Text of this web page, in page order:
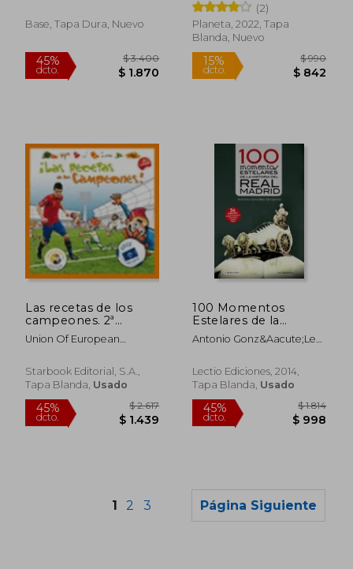
45%
dcto.
$ 2.002
$ 1.101
45%
dcto.
Base, Tapa Dura, Nuevo
(2)
Planeta, 2022, Tapa
Blanda, Nuevo
Las recetas de los
campeones. 2ª
Edición
Union Of European
Starbook Editorial, S.A.,
Tapa Blanda, Usado
100 Momentos
Estelares de la
Historia del Real
Madrid
Antonio Gonz&Aacute;Lez
Lectio Ediciones, 2014,
Tapa Blanda, Usado
1 2 3 Página Siguiente